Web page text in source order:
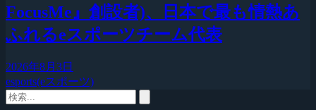
FocusMe』創設者)、日本で最も情熱あ
ふれるeスポーツチーム代表
2026年8月3日
esports(eスポーツ)